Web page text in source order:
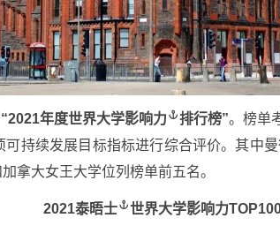
“2021年度世界大学影响力 排行榜”。榜单
持续发展目标指标进行综合评价。其中
拿大女王大学位列榜单前五名。
2021泰晤士 世界大学影响力